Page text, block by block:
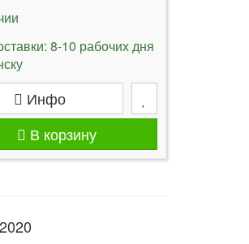
8-10 рабочих дня
Инфо
В корзину